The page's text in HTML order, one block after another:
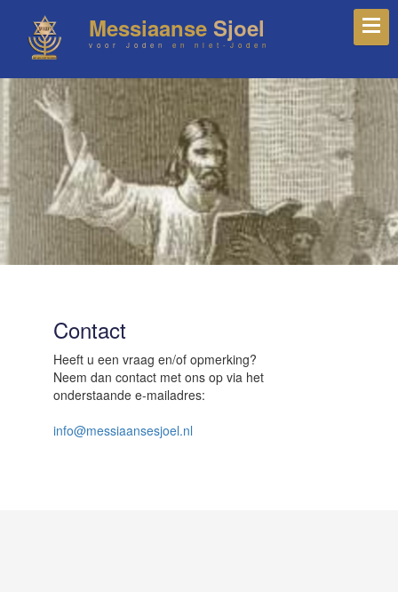
Messiaanse Sjoel
voor Joden en niet-Joden
Contact
Heeft u een vraag en/of opmerking?
Neem dan contact met ons op via het
onderstaande e-mailadres:
info@messiaansesjoel.nl